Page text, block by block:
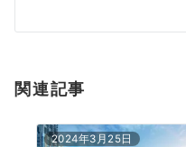
ン
関連記事
2024年3月25日